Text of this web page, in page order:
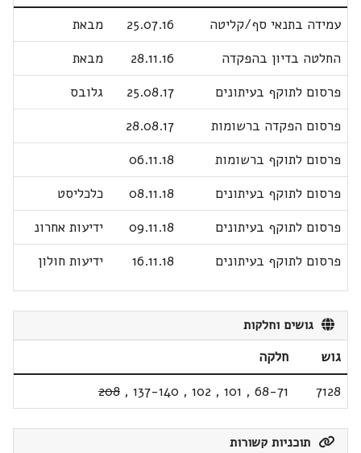
עמידה בתנאי סף/קליטה
25.07.16
מבאת
החלטה בדיון בהפקדה
28.11.16
מבאת
פרסום לתוקף בעיתונים
25.08.17
גלובס
פרסום הפקדה ברשומות
28.08.17
פרסום לתוקף ברשומות
06.11.18
פרסום לתוקף בעיתונים
08.11.18
כלכליסט
פרסום לתוקף בעיתונים
09.11.18
ידיעות אחרונ
פרסום לתוקף בעיתונים
16.11.18 ידיעות חולון
גושים וחלקות
גוש
חלקה
7128
68-71
,
101
,
102
,
137-140
,
208
תוכניות קשורות